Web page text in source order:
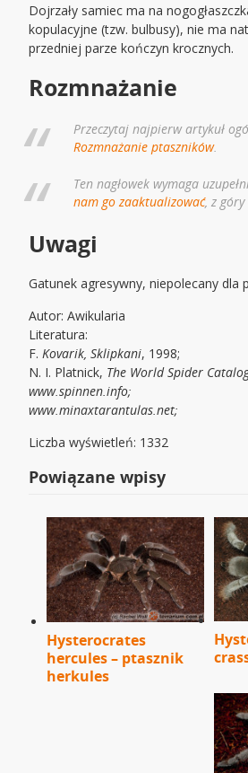
Dojrzały samiec ma na
kopulacyjne (tzw. bulbusy), nie ma
przedniej parze kończyn krocznych.
Rozmnażanie
Przeczytaj najpierw artykuł
Rozmnażanie ptaszników.
Ten nagłowek wymaga
nam go zaaktualizować, z
Uwagi
Gatunek agresywny, niepolecany dla
Autor: Awikularia
Literatura:
F. Kovarik, Sklipkani, 1998;
N. I. Platnick, The World Spider
www.spinnen.info;
www.minaxtarantulas.net;
Liczba wyświetleń: 1332
Powiązane wpisy
Hysterocrates
hercules – ptasznik
herkules